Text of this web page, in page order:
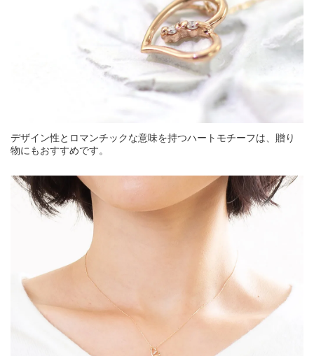
デザイン性とロマンチックな意味を持つハートモチーフは、贈り
物にもおすすめです。